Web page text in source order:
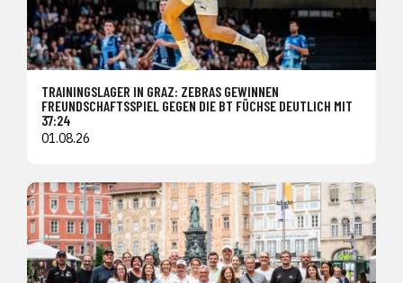
TRAININGSLAGER IN GRAZ: ZEBRAS GEWINNEN
FREUNDSCHAFTSSPIEL GEGEN DIE BT FÜCHSE DEUTLICH MIT
37:24
01.08.26